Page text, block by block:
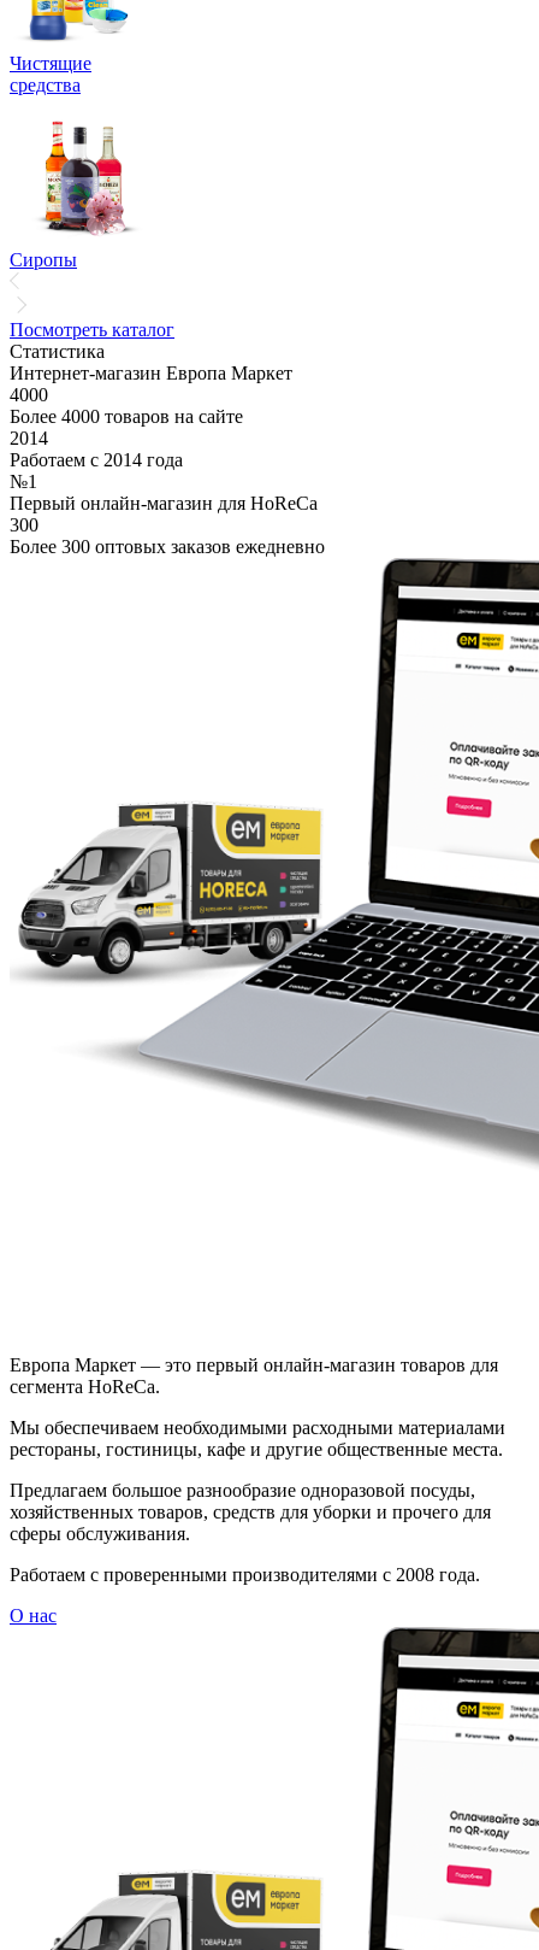
Чистящие
средства
Сиропы
Посмотреть каталог
Статистика
Интернет-магазин Европа Маркет
4000
Более 4000 товаров на сайте
2014
Работаем с 2014 года
№1
Первый онлайн-магазин для HoReCa
300
Более 300 оптовых заказов ежедневно
Европа Маркет — это первый онлайн-магазин товаров для
сегмента HoReCa.
Мы обеспечиваем необходимыми расходными материалами
рестораны, гостиницы, кафе и другие общественные места.
Предлагаем большое разнообразие одноразовой посуды,
хозяйственных товаров, средств для уборки и прочего для
сферы обслуживания.
Работаем с проверенными производителями с 2008 года.
О нас